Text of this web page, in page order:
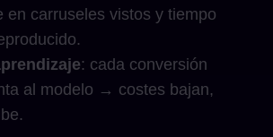
en carruseles vistos y tiempo
: cada conversión
al modelo → costes bajan,